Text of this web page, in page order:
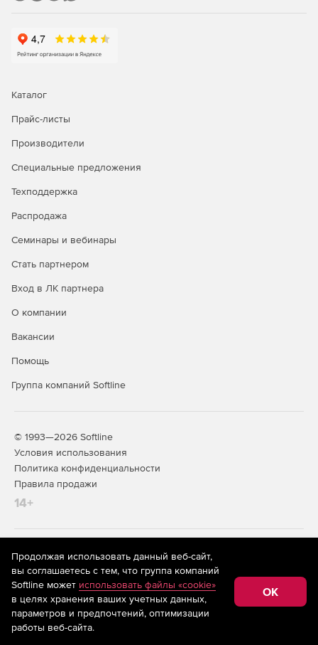
Каталог
Прайс-листы
Производители
Специальные предложения
Техподдержка
Распродажа
Семинары и вебинары
Стать партнером
Вход в ЛК партнера
О компании
Вакансии
Помощь
Группа компаний Softline
© 1993—2026 Softline
Условия использования
Политика конфиденциальности
Правила продажи
14+
На информационном ресурсе store.softline.ru применяются
рекомендательные технологии
(информационные технологии
предоставления информации на основе сбора,
систематизации и анализа сведений, относящихся к
предпочтениям пользователей сети «Интернет»,
находящихся на территории Российской Федерации)
Продолжая использовать данный веб-сайт,
вы соглашаетесь с тем, что группа компаний
Softline может использовать файлы «cookie»
в целях хранения ваших учетных данных,
параметров и предпочтений, оптимизации
работы веб-сайта.
OK